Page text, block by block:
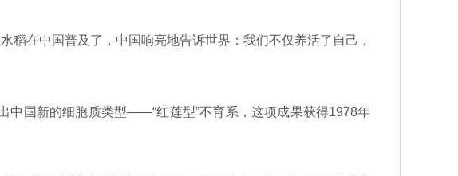
在中国普及了，中国响亮地告诉世界：我们不仅养活了自己，
国新的细胞质类型——“红莲型”不育系，这项成果获得1978年